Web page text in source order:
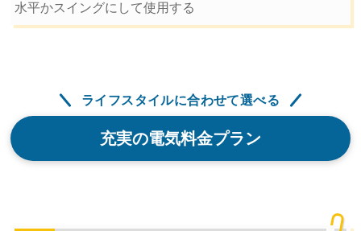
水平かスイングにして使用する
ライフスタイルに合わせて選べる
充実の電気料金プラン